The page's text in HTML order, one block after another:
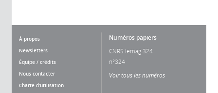
À propos
Newsletters
Équipe / crédits
Nous contacter
Charte d'utilisation
Numéros papiers
CNRS lemag 324
n°324
Voir tous les numéros